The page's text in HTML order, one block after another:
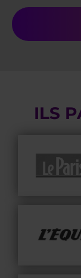
ILS